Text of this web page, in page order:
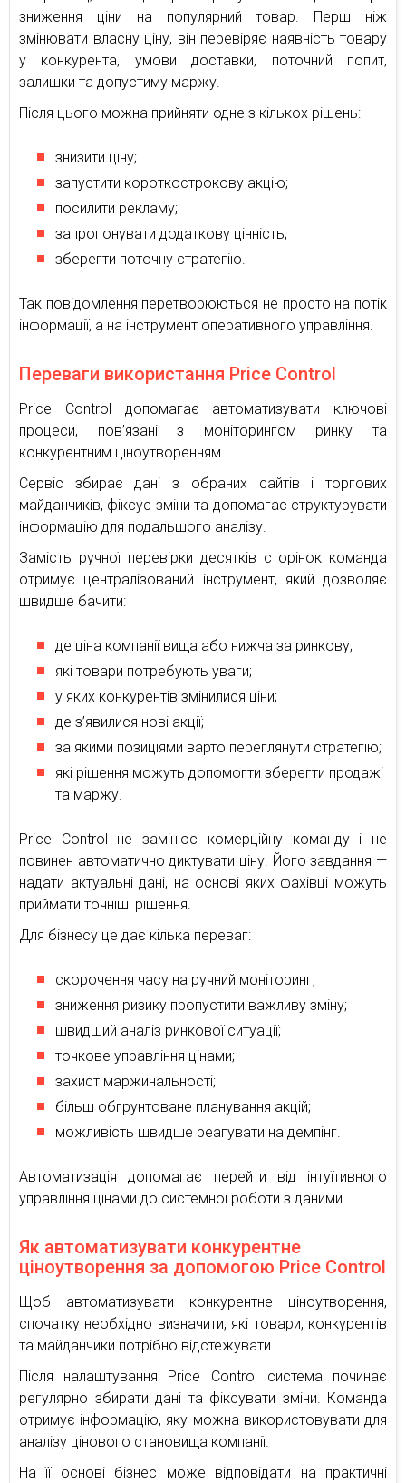
зниження ціни на популярний товар. Перш ніж
змінювати власну ціну, він перевіряє наявність товару
у конкурента, умови доставки, поточний попит,
залишки та допустиму маржу.
Після цього можна прийняти одне з кількох рішень:
знизити ціну;
запустити короткострокову акцію;
посилити рекламу;
запропонувати додаткову цінність;
зберегти поточну стратегію.
Так повідомлення перетворюються не просто на потік
інформації, а на інструмент оперативного управління.
Переваги використання Price Control
Price Control допомагає автоматизувати ключові
процеси, пов’язані з моніторингом ринку та
конкурентним ціноутворенням.
Сервіс збирає дані з обраних сайтів і торгових
майданчиків, фіксує зміни та допомагає структурувати
інформацію для подальшого аналізу.
Замість ручної перевірки десятків сторінок команда
отримує централізований інструмент, який дозволяє
швидше бачити:
де ціна компанії вища або нижча за ринкову;
які товари потребують уваги;
у яких конкурентів змінилися ціни;
де з’явилися нові акції;
за якими позиціями варто переглянути стратегію;
які рішення можуть допомогти зберегти продажі
та маржу.
Price Control не замінює комерційну команду і не
повинен автоматично диктувати ціну. Його завдання —
надати актуальні дані, на основі яких фахівці можуть
приймати точніші рішення.
Для бізнесу це дає кілька переваг:
скорочення часу на ручний моніторинг;
зниження ризику пропустити важливу зміну;
швидший аналіз ринкової ситуації;
точкове управління цінами;
захист маржинальності;
більш обґрунтоване планування акцій;
можливість швидше реагувати на демпінг.
Автоматизація допомагає перейти від інтуїтивного
управління цінами до системної роботи з даними.
Як автоматизувати конкурентне
ціноутворення за допомогою Price Control
Щоб автоматизувати конкурентне ціноутворення,
спочатку необхідно визначити, які товари, конкурентів
та майданчики потрібно відстежувати.
Після налаштування Price Control система починає
регулярно збирати дані та фіксувати зміни. Команда
отримує інформацію, яку можна використовувати для
аналізу цінового становища компанії.
На її основі бізнес може відповідати на практичні